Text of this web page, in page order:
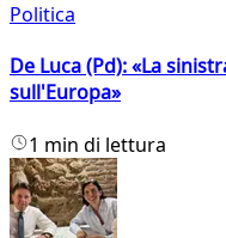
Politica
De Luca (Pd): «La
sull'Europa»
1 min di lettura